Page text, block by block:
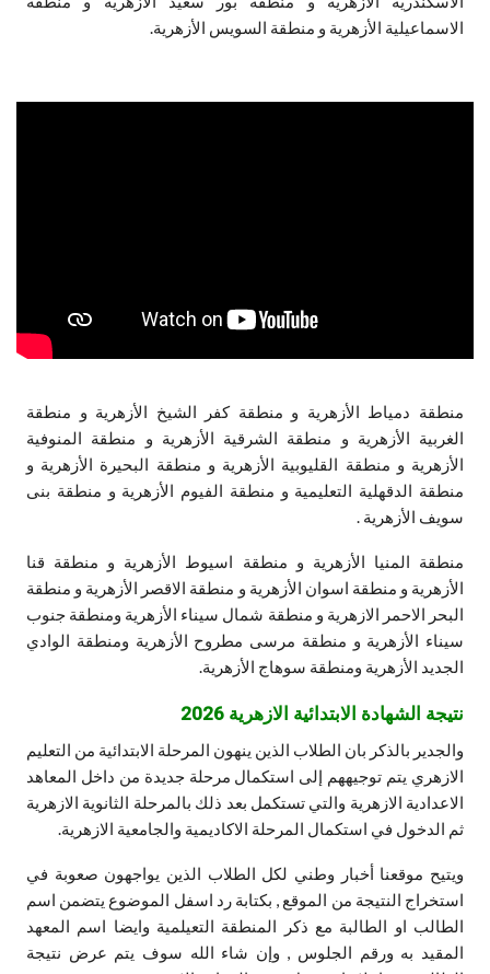
الاسماعيلية الأزهرية و منطقة السويس الأزهرية.
منطقة دمياط الأزهرية و منطقة كفر الشيخ الأزهرية و منطقة
الغربية الأزهرية و منطقة الشرقية الأزهرية و منطقة المنوفية
الأزهرية و منطقة القليوبية الأزهرية و منطقة البحيرة الأزهرية و
منطقة الدقهلية التعليمية و منطقة الفيوم الأزهرية و منطقة بنى
سويف الأزهرية .
منطقة المنيا الأزهرية و منطقة اسيوط الأزهرية و منطقة قنا
الأزهرية و منطقة اسوان الأزهرية و منطقة الاقصر الأزهرية و منطقة
البحر الاحمر الازهرية و منطقة شمال سيناء الأزهرية ومنطقة جنوب
سيناء الأزهرية و منطقة مرسى مطروح الأزهرية ومنطقة الوادي
الجديد الأزهرية ومنطقة سوهاج الأزهرية.
نتيجة الشهادة الابتدائية الازهرية 2026
والجدير بالذكر بان الطلاب الذين ينهون المرحلة الابتدائية من التعليم
الازهري يتم توجيههم إلى استكمال مرحلة جديدة من داخل المعاهد
الاعدادية الازهرية والتي تستكمل بعد ذلك بالمرحلة الثانوية الازهرية
ثم الدخول في استكمال المرحلة الاكاديمية والجامعية الازهرية.
ويتيح موقعنا أخبار وطني لكل الطلاب الذين يواجهون صعوبة في
استخراج النتيجة من الموقع , بكتابة رد اسفل الموضوع يتضمن اسم
الطالب او الطالبة مع ذكر المنطقة التعيلمية وايضا اسم المعهد
المقيد به ورقم الجلوس , وإن شاء الله سوف يتم عرض نتيجة